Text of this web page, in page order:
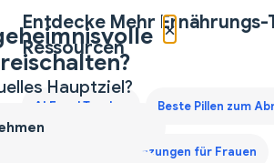
Entdecke Mehr Ernährungs-
Ressourcen
AI Food Tracker Beste Pillen zum
Beste Proteinergänzungen für Frauen
×
Hauptziel?